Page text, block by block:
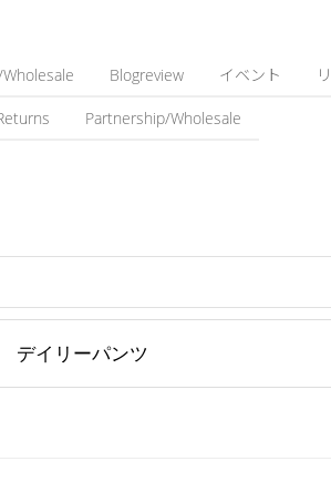
Blogreview イベント
Partnership/Wholesale
デイリーパンツ